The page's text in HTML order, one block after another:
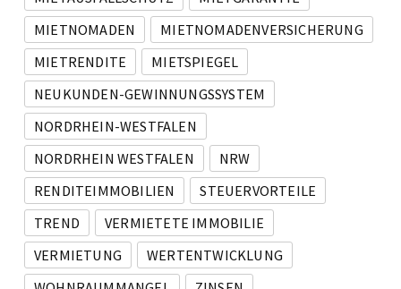
MIETNOMADEN
MIETNOMADENVERSICHERUNG
MIETRENDITE
MIETSPIEGEL
NEUKUNDEN-GEWINNUNGSSYSTEM
NORDRHEIN-WESTFALEN
NORDRHEIN WESTFALEN
NRW
RENDITEIMMOBILIEN
STEUERVORTEILE
TREND
VERMIETETE IMMOBILIE
VERMIETUNG
WERTENTWICKLUNG